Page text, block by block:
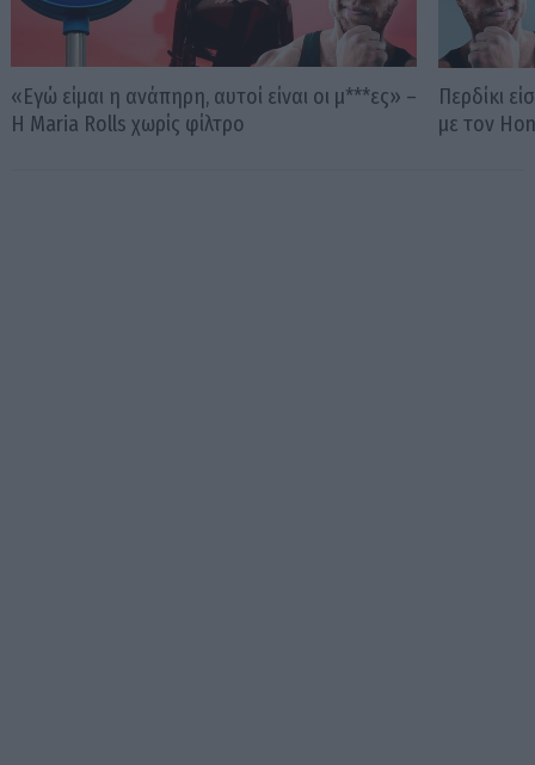
«Εγώ είμαι η ανάπηρη, αυτοί είναι οι μ***ες» –
Η Maria Rolls χωρίς φίλτρο
Περδίκι
με τον